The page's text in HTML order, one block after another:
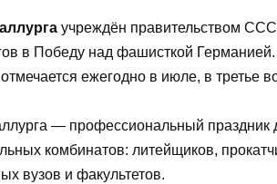
учреждён правительством
в Победу над фашисткой Германией.
ежегодно в июле, в третье
— профессиональный праздник
комбинатов: литейщиков,
вузов и факультетов.